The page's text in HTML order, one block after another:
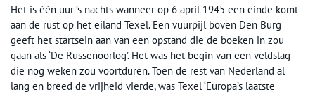
Het is één uur ’s nachts wanneer op 6 april 1945 een einde komt
aan de rust op het eiland Texel. Een vuurpijl boven Den Burg
geeft het startsein aan van een opstand die de boeken in zou
gaan als ‘De Russenoorlog’. Het was het begin van een veldslag
die nog weken zou voortduren. Toen de rest van Nederland al
lang en breed de vrijheid vierde, was Texel ‘Europa’s laatste